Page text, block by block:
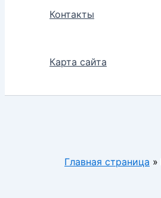
Контакты
Карта сайта
Главная страница »